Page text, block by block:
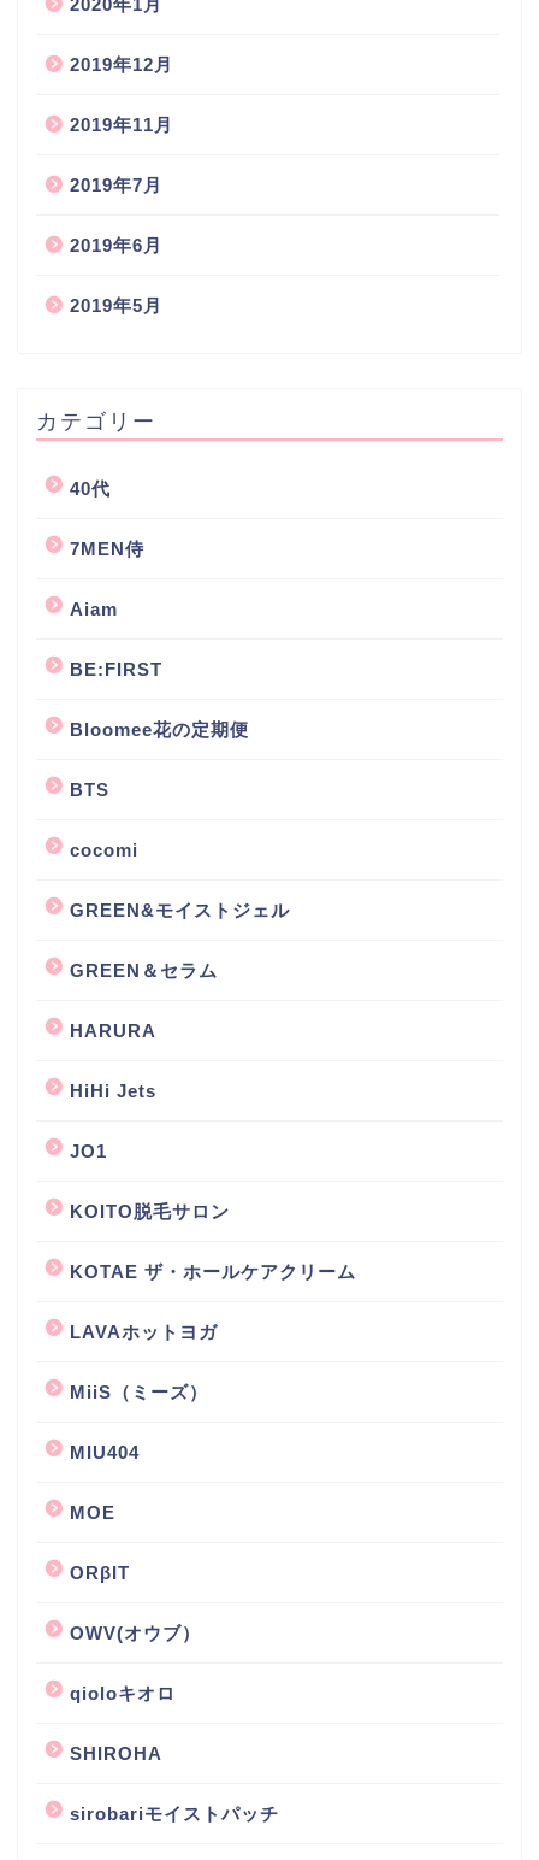
2019年12月
2019年11月
2019年7月
2019年6月
2019年5月
カテゴリー
40代
7MEN侍
Aiam
BE:FIRST
Bloomee花の定期便
BTS
cocomi
GREEN&モイストジェル
GREEN＆セラム
HARURA
HiHi Jets
JO1
KOITO脱毛サロン
KOTAE ザ・ホールケアクリーム
LAVAホットヨガ
MiiS（ミーズ）
MIU404
MOE
ORβIT
OWV(オウブ）
qioloキオロ
SHIROHA
sirobariモイストパッチ